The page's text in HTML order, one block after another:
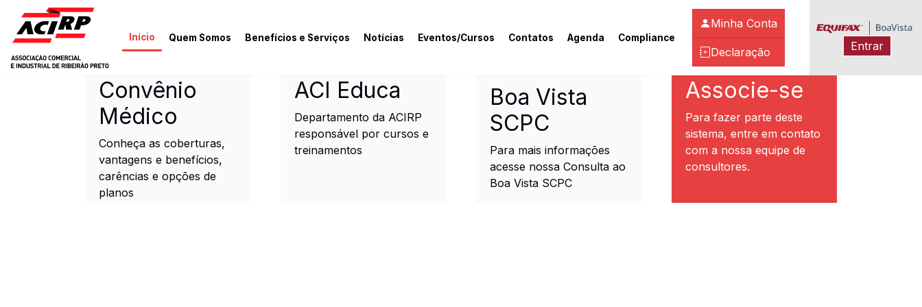
Pular para o conteúdo principal
Início Quem Somos Benefícios e Serviços Notícias Eventos/Cursos Contatos Agenda Compliance
Minha Conta
Declaração Entrar
ACIRP - Associação Comercial e Industrial de Ribeirão Preto
Convênio
Médico
Conheça as coberturas,
vantagens e benefícios,
carências e opções de
planos
ACI Educa
Departamento da ACIRP
responsável por cursos e
treinamentos
Boa Vista
SCPC
Para mais informações
acesse nossa Consulta ao
Boa Vista SCPC
Associe-se
Para fazer parte deste
sistema, entre em contato
com a nossa equipe de
consultores.